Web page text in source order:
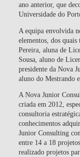
ano anterior, que
Universidade do
A equipa envolvida
elementos, dos
Pereira, aluna de
Sousa, aluno de
presidente da Nova
aluno do Mestrando
A Nova Junior
criada em 2012,
consultoria
conhecimentos
Junior Consulting
entre 14 a 18
realizado projetos